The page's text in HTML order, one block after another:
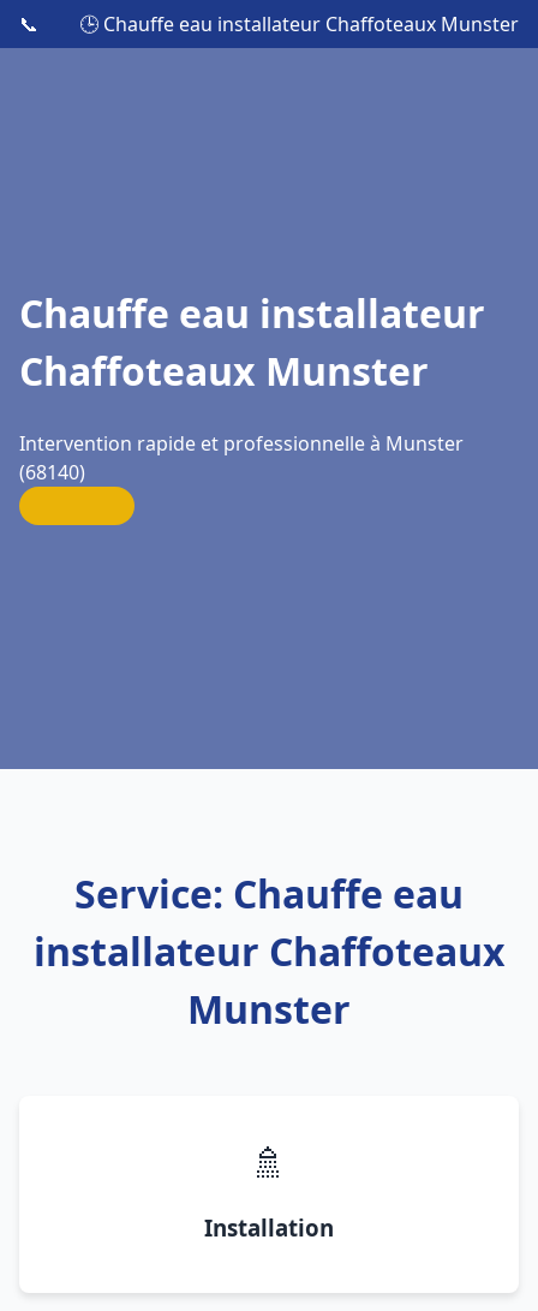
📞 🕒 Chauffe eau installateur Chaffoteaux Munster
Chauffe eau installateur
Chaffoteaux Munster
Intervention rapide et professionnelle à Munster
(68140)
Service: Chauffe eau
installateur Chaffoteaux
Munster
🚿
Installation